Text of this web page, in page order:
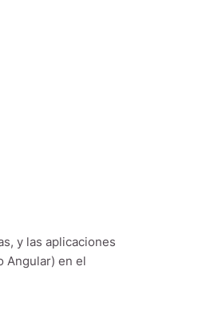
y las aplicaciones
Angular) en el